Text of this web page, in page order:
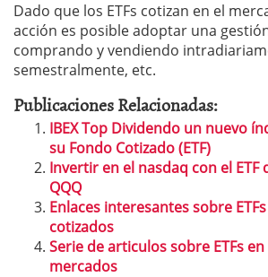
Dado que los ETFs cotizan en el
acción es posible adoptar una
comprando y vendiendo
semestralmente, etc.
Publicaciones Relacionadas:
IBEX Top Dividendo un nuevo
su Fondo Cotizado (ETF)
Invertir en el nasdaq con el ETF
QQQ
Enlaces interesantes sobre
cotizados
Serie de articulos sobre ETFs
mercados